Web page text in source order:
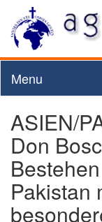
Menu
ASIEN/
Don
Pakistan